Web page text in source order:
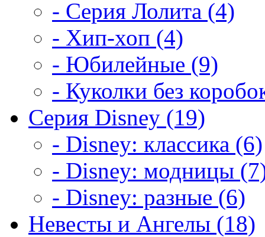
- Серия Лолита (4)
- Хип-хоп (4)
- Юбилейные (9)
- Куколки без
Серия Disney (19)
- Disney: классика (6)
- Disney: модницы
- Disney: разные (6)
Невесты и Ангелы (18)